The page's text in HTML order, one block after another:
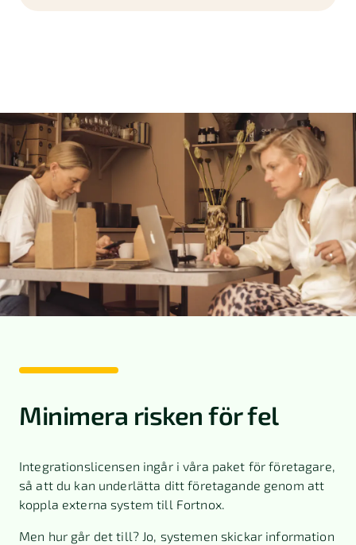
Minimera risken för fel
Integrationslicensen ingår i våra paket för företagare,
så att du kan underlätta ditt företagande genom att
koppla externa system till Fortnox.
Men hur går det till? Jo, systemen skickar information